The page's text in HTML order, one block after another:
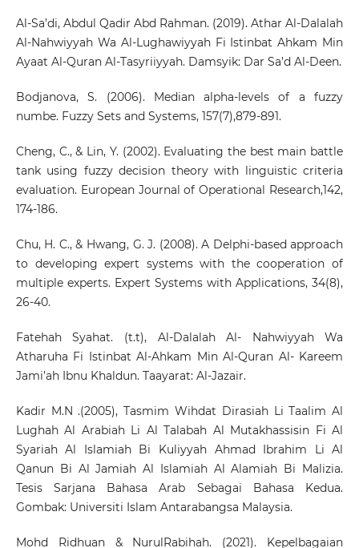
Al-Sa’di, Abdul Qadir Abd Rahman. (2019). Athar Al-Dalalah
Al-Nahwiyyah Wa Al-Lughawiyyah Fi Istinbat Ahkam Min
Ayaat Al-Quran Al-Tasyriiyyah. Damsyik: Dar Sa’d Al-Deen.
Bodjanova, S. (2006). Median alpha-levels of a fuzzy
numbe. Fuzzy Sets and Systems, 157(7),879-891.
Cheng, C., & Lin, Y. (2002). Evaluating the best main battle
tank using fuzzy decision theory with linguistic criteria
evaluation. European Journal of Operational Research,142,
174-186.
Chu, H. C., & Hwang, G. J. (2008). A Delphi-based approach
to developing expert systems with the cooperation of
multiple experts. Expert Systems with Applications, 34(8),
26-40.
Fatehah Syahat. (t.t), Al-Dalalah Al- Nahwiyyah Wa
Atharuha Fi Istinbat Al-Ahkam Min Al-Quran Al- Kareem
Jami’ah Ibnu Khaldun. Taayarat: Al-Jazair.
Kadir M.N .(2005), Tasmim Wihdat Dirasiah Li Taalim Al
Lughah Al Arabiah Li Al Talabah Al Mutakhassisin Fi Al
Syariah Al Islamiah Bi Kuliyyah Ahmad Ibrahim Li Al
Qanun Bi Al Jamiah Al Islamiah Al Alamiah Bi Malizia.
Tesis Sarjana Bahasa Arab Sebagai Bahasa Kedua.
Gombak: Universiti Islam Antarabangsa Malaysia.
Mohd Ridhuan & NurulRabihah. (2021). Kepelbagaian